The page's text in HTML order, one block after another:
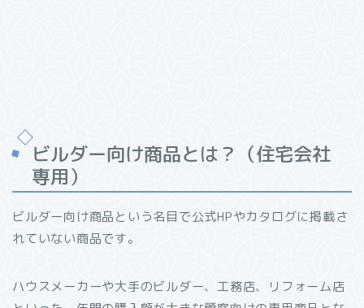
ビルダー向け商品とは？（住宅会社
専用）
ビルダー向け商品という名目で公式HPやカタログに掲載さ
れていない商品です。
ハウスメーカーや大手のビルダー、工務店、リフォーム店